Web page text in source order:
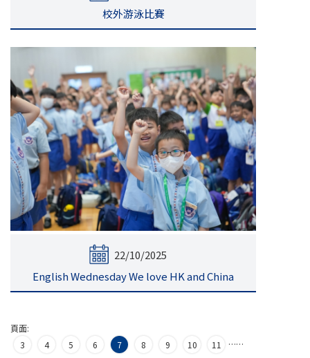
校外游泳比賽
22/10/2025
English Wednesday We love HK and China
頁面:
…
3 4 5 6 7 8 9 10 11 …